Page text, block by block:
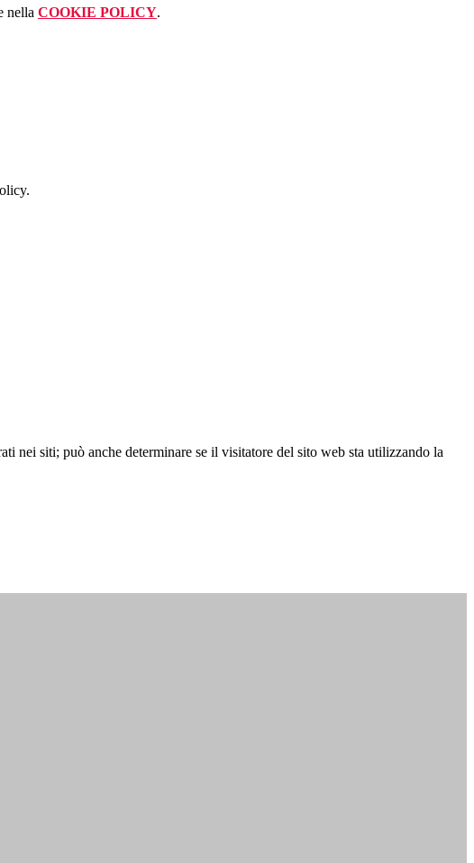
nella COOKIE POLICY.
nei siti; può anche determinare se il visitatore del sito web sta utilizzando la